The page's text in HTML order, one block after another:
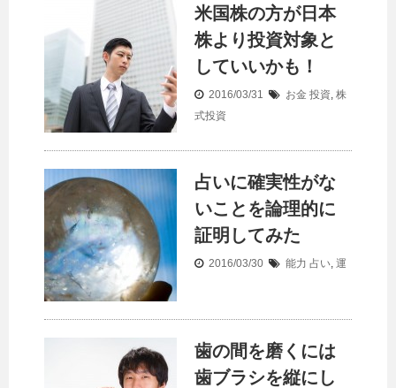
米国株の方が日本
株より投資対象と
していいかも！
2016/03/31 お金 投資, 株
式投資
占いに確実性がな
いことを論理的に
証明してみた
2016/03/30 能力 占い, 運
歯の間を磨くには
歯ブラシを縦にし